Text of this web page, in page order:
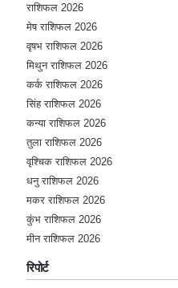
K ★★★★★
Saturday, 17
He is perfect
them,he never
Y ★★★★★
Saturday, 17
Great
R ★★★★★
Thank you for
राशिफल 2026
मेष राशिफल 2026
वृषभ राशिफल 2026
मिथुन राशिफल 2026
कर्क राशिफल 2026
सिंह राशिफल 2026
कन्या राशिफल 2026
तुला राशिफल 2026
वृश्चिक राशिफल 2026
धनु राशिफल 2026
मकर राशिफल 2026
कुंभ राशिफल 2026
मीन राशिफल 2026
रिपोर्ट